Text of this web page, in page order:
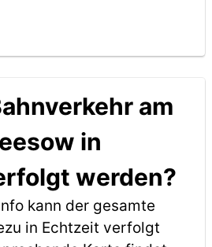
am
in
werden?
kann der gesamte
in Echtzeit verfolgt